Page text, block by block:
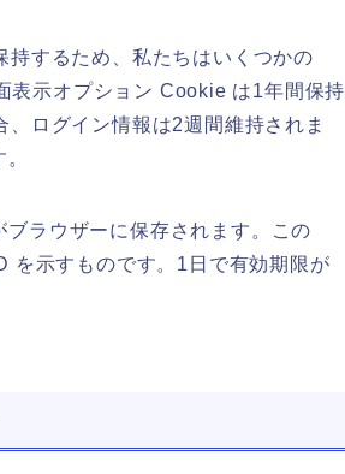
持するため、私たちはいくつかの
示オプション Cookie は1年間保持
ログイン情報は2週間維持されま
ラウザーに保存されます。この
を示すものです。1日で有効期限が